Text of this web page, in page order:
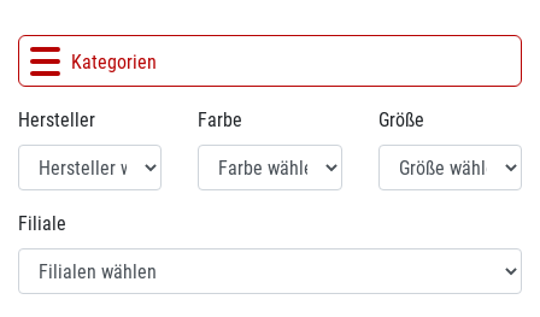
Kategorien
Hersteller Farbe Größe
Filiale